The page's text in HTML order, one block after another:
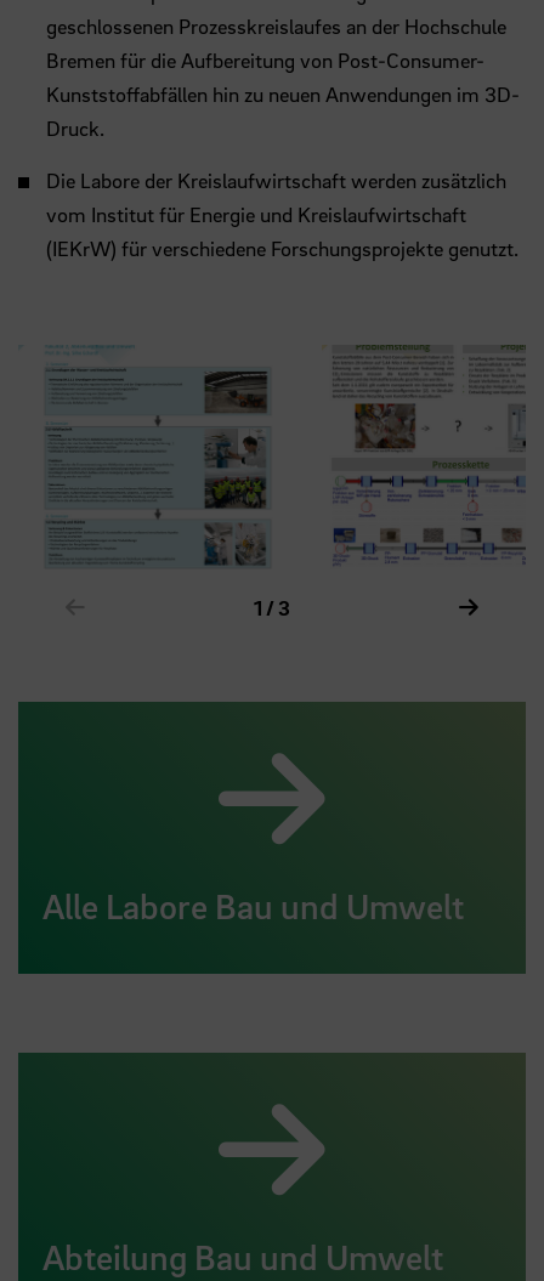
geschlossenen Prozesskreislaufes an der Hochschule
Bremen für die Aufbereitung von Post-Consumer-
Kunststoffabfällen hin zu neuen Anwendungen im 3D-
Druck.
Die Labore der Kreislaufwirtschaft werden zusätzlich
vom Institut für Energie und Kreislaufwirtschaft
(IEKrW) für verschiedene Forschungsprojekte genutzt.
Zeige vorheriges Element im Karussell Zeige
1 / 3
Alle Labore Bau und Umwelt
Abteilung Bau und Umwelt